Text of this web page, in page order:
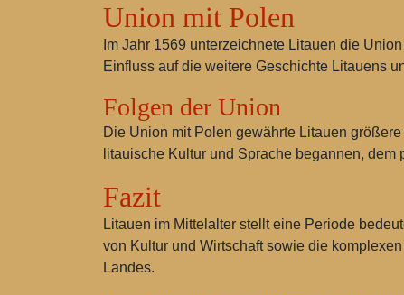
Union mit Polen
Im Jahr 1569 unterzeichnete Litauen die
Einfluss auf die weitere Geschichte Litauens
Folgen der Union
Die Union mit Polen gewährte Litauen
litauische Kultur und Sprache begannen,
Fazit
Litauen im Mittelalter stellt eine Periode
von Kultur und Wirtschaft sowie die
Landes.